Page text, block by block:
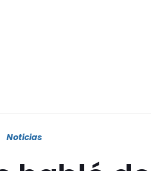
Noticias